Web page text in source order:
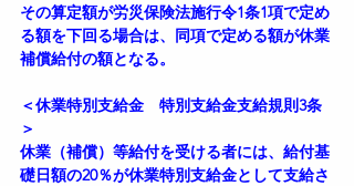
その算定額が労災保険法施行令1条1項で定め
る額を下回る場合は、同項で定める額が休業
補償給付の額となる。
＜休業特別支給金　特別支給金支給規則3条
＞
休業（補償）等給付を受ける者には、給付基
礎日額の20％が休業特別支給金として支給さ